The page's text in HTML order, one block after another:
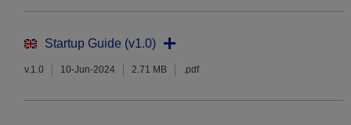
Startup Guide (v1.0)
v.1.0 10-Jun-2024 2.71 MB .pdf